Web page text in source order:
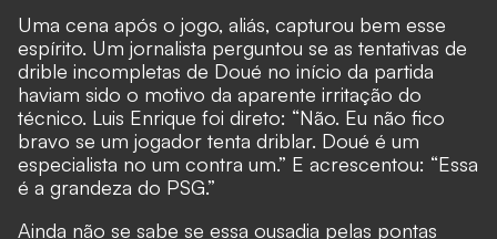
Uma cena após o jogo, aliás, capturou bem esse
espírito. Um jornalista perguntou se as tentativas de
drible incompletas de Doué no início da partida
haviam sido o motivo da aparente irritação do
técnico. Luis Enrique foi direto: “Não. Eu não fico
bravo se um jogador tenta driblar. Doué é um
especialista no um contra um.” E acrescentou: “Essa
é a grandeza do PSG.”
Ainda não se sabe se essa ousadia pelas pontas